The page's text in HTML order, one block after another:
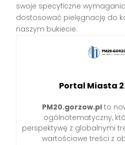
swoje specyficzne
dostosować pielęgnację do
naszym bukiecie.
Portal Miasta
PM20.gorzow.pl to
ogólnotematyczny,
perspektywę z globalnymi
wartościowe treści z